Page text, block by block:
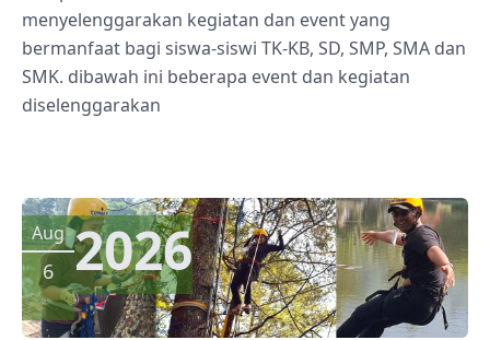
menyelenggarakan kegiatan dan event yang
bermanfaat bagi siswa-siswi TK-KB, SD, SMP, SMA dan
SMK. dibawah ini beberapa event dan kegiatan
diselenggarakan
Aug
6 2026